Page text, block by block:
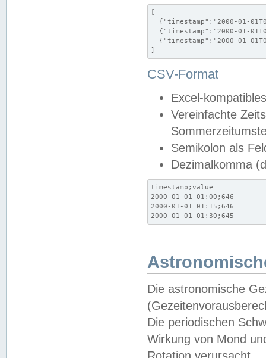
[
{"timestamp":"2000-01-
{"timestamp":"2000-01-
{"timestamp":"2000-01-
]
CSV-Format
Excel-
Vereinfachte
Semikolon als
Dezimalkomma
timestamp;value
2000-01-01 01:00;646
2000-01-01 01:15;646
2000-01-01 01:30;645
Die astronomische
Die periodischen
Wirkung von Mond